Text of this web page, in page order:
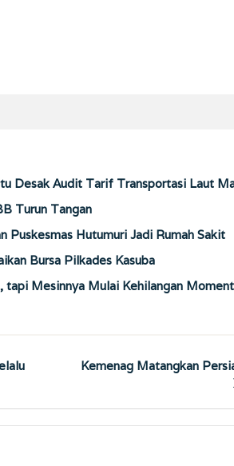
Desak Audit Tarif Transportasi Laut
Turun Tangan
Puskesmas Hutumuri Jadi Rumah Sakit
Bursa Pilkades Kasuba
Mesinnya Mulai Kehilangan
Kemenag Matangkan